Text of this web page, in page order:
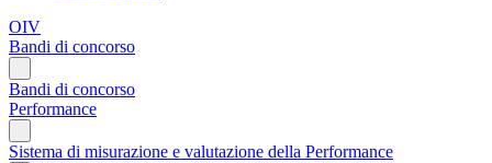
OIV
Bandi di concorso
Bandi di concorso
Performance
Sistema di misurazione e valutazione della Performance